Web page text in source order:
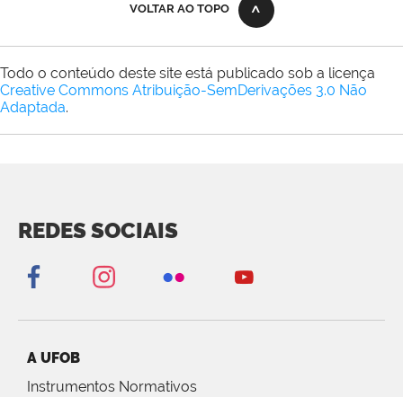
VOLTAR AO TOPO
Todo o conteúdo deste site está publicado sob a licença
Creative Commons Atribuição-SemDerivações 3.0 Não
Adaptada.
REDES SOCIAIS
A UFOB
Instrumentos Normativos